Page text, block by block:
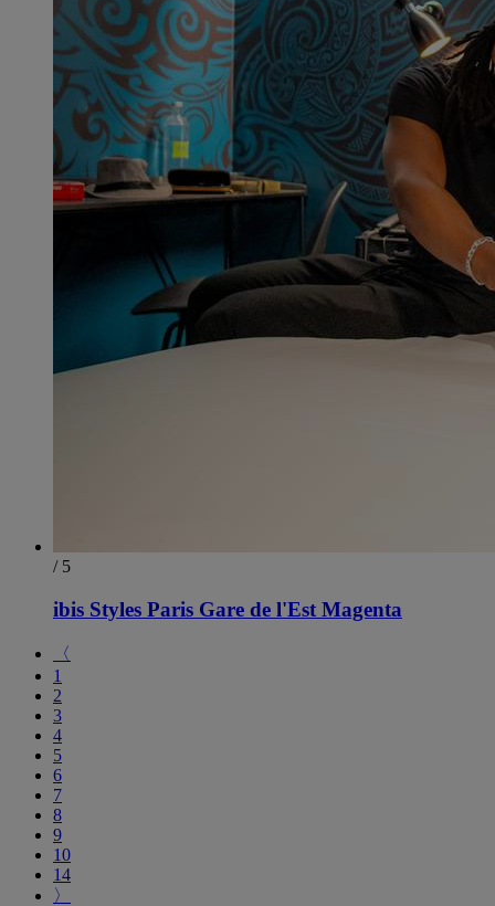
/ 5
ibis Styles Paris Gare de l'Est Magenta
〈
1
2
3
4
5
6
7
8
9
10
14
〉